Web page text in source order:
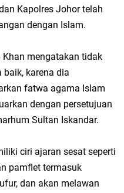
Kapolres Johor telah
dengan Islam.
mengatakan tidak
karena dia
fatwa agama Islam
dengan persetujuan
Sultan Iskandar.
ciri ajaran sesat seperti
pamflet termasuk
dan akan melawan